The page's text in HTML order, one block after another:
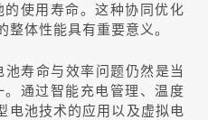
使用寿命。这种协同优化
体性能具有重要意义。
寿命与效率问题仍然是当
通过智能充电管理、温度
电池技术的应用以及虚拟电